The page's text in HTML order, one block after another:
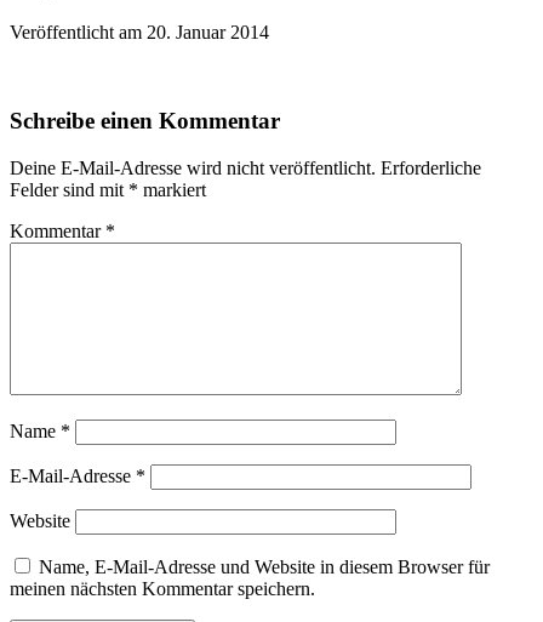
Veröffentlicht am 20. Januar 2014
Schreibe einen Kommentar
Deine E-Mail-Adresse wird nicht veröffentlicht. Erforderliche
Felder sind mit * markiert
Kommentar *
Name *
E-Mail-Adresse *
Website
Name, E-Mail-Adresse und Website in diesem Browser für
meinen nächsten Kommentar speichern.